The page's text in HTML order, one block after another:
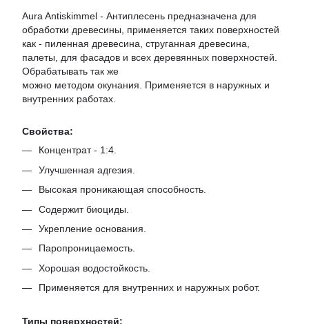
Aura Antiskimmel - Антиплесень предназначена для
обработки древесины, применяется таких поверхностей
как - пиленная древесина, струганная древесина,
палеты, для фасадов и всех деревянных поверхностей.
Обрабатывать так же
можно методом окунания. Применяется в наружных и
внутренних работах.
Свойства:
Концентрат - 1:4.
Улучшенная адгезия.
Высокая проникающая способность.
Содержит биоциды.
Укрепление основания.
Паропроницаемость.
Хорошая водостойкость.
Применяется для внутренних и наружных робот.
Типы поверхностей: